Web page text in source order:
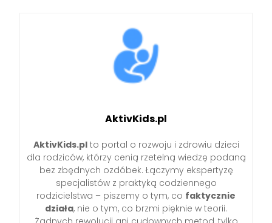
AktivKids.pl
AktivKids.plto portal o rozwoju i zdrowiu dzieci
dla rodziców, którzy cenią rzetelną wiedzę podaną
bez zbędnych ozdóbek. Łączymy ekspertyzę
specjalistów z praktyką codziennego
rodzicielstwa – piszemy o tym, co faktycznie
działa, nie o tym, co brzmi pięknie w teorii.